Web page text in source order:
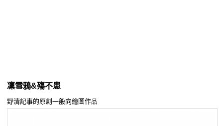
交流中心
攤位轉讓區
凜雪鴉&殤不患
野清記事的原創一般向繪圖作品